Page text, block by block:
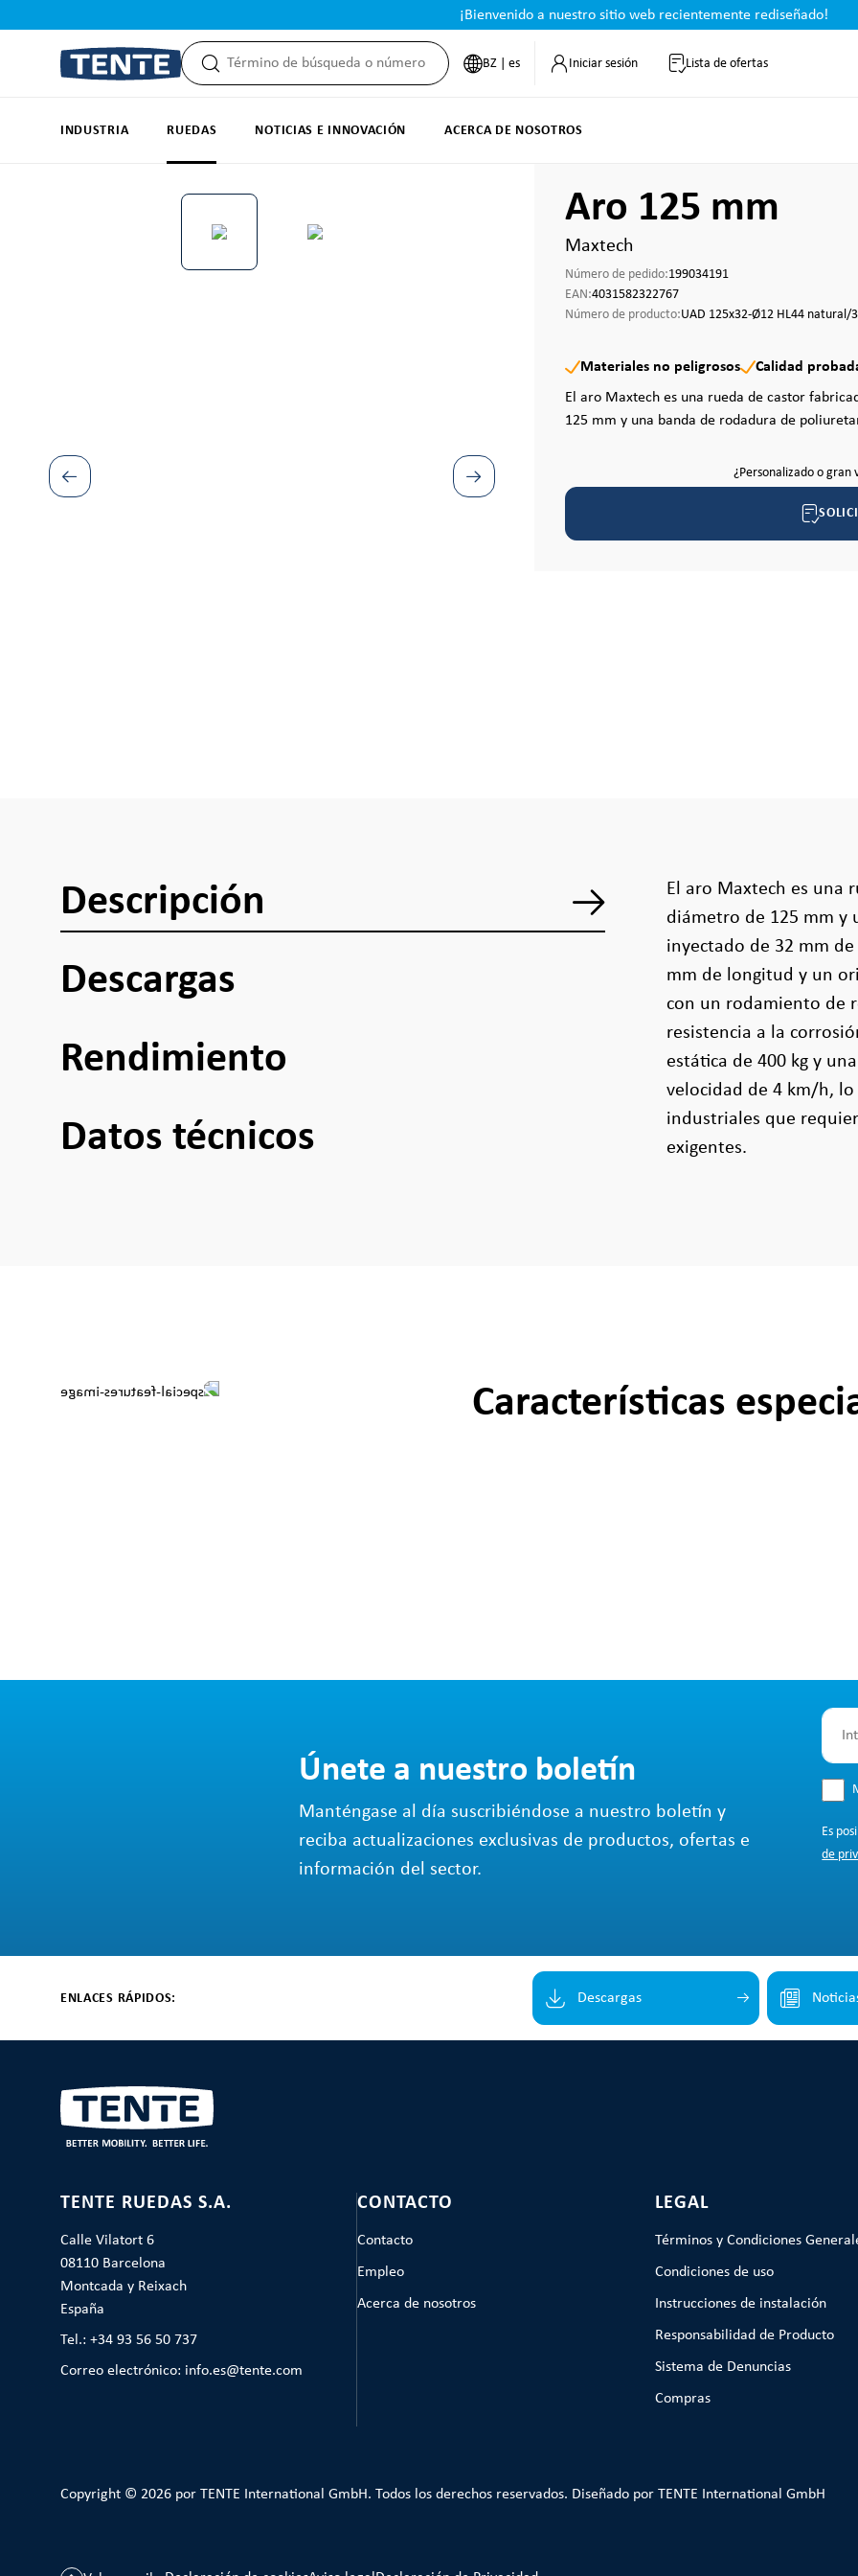
¡Bienvenido a nuestro sitio web recientemente rediseñado!
BZ | es Iniciar sesión Lista de ofertas
INDUSTRIA RUEDAS NOTICIAS E INNOVACIÓN ACERCA DE NOSOTROS
Omitir galería de imágenes Aro 125 mm
Maxtech
Número de pedido:199034191
EAN:4031582322767
Número de producto:UAD 125x32-Ø12 HL44 natural/
Materiales no peligrosos
Calidad
El aro Maxtech es una rueda de castor
125 mm y una banda de rodadura de
¿Personalizado o gran
Descripción
Descargas
Rendimiento
Datos técnicos
El aro Maxtech es una
diámetro de 125 mm y
inyectado de 32 mm
mm de longitud y un
con un rodamiento de
resistencia a la
estática de 400 kg y
velocidad de 4 km/h,
industriales que
exigentes.
Características
Únete a nuestro boletín
Manténgase al día suscribiéndose a nuestro boletín y
reciba actualizaciones exclusivas de productos, ofertas e
información del sector.
Es
de
ENLACES RÁPIDOS: Descargas
TENTE RUEDAS S.A.
Calle Vilatort 6
08110 Barcelona
Montcada y Reixach
España
Tel.: +34 93 56 50 737
Correo electrónico: info.es@tente.com
CONTACTO
Contacto
Empleo
Acerca de nosotros
LEGAL
Términos y Condiciones
Condiciones de uso
Instrucciones de instalación
Responsabilidad de Producto
Sistema de Denuncias
Compras
Copyright © 2026 por TENTE International GmbH. Todos los derechos reservados. Diseñado por TENTE International GmbH